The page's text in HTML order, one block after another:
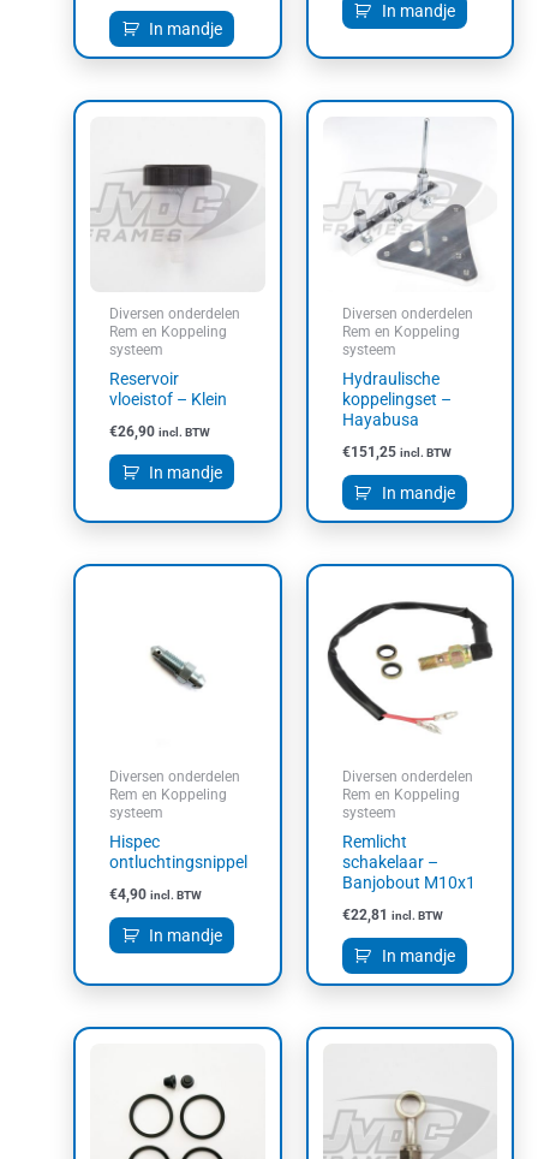
In mandje
In mandje
Diversen onderdelen
Rem en Koppeling
systeem
Reservoir
vloeistof – Klein
€26,90 incl. BTW
In mandje
Diversen onderdelen
Rem en Koppeling
systeem
Hydraulische
koppelingset –
Hayabusa
€151,25 incl. BTW
In mandje
Diversen onderdelen
Rem en Koppeling
systeem
Hispec
ontluchtingsnippel
€4,90 incl. BTW
In mandje
Diversen onderdelen
Rem en Koppeling
systeem
Remlicht
schakelaar –
Banjobout M10x1
€22,81 incl. BTW
In mandje